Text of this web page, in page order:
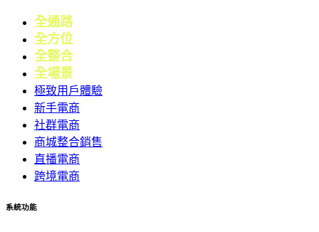
全通路電商
全方位
全整合行銷
全場景
極致用戶體驗
新手電商
社群電商
商城整合銷售
直播電商
跨境電商
系統功能